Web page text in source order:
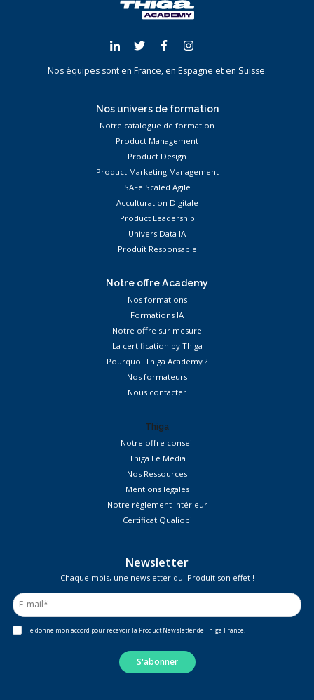
Nos équipes sont en France, en Espagne et en Suisse.
Nos univers de formation
Notre catalogue de formation
Product Management
Product Design
Product Marketing Management
SAFe Scaled Agile
Acculturation Digitale
Product Leadership
Univers Data IA
Produit Responsable
Notre offre Academy
Nos formations
Formations IA
Notre offre sur mesure
La certification by Thiga
Pourquoi Thiga Academy ?
Nos formateurs
Nous contacter
Thiga
Notre offre conseil
Thiga Le Media
Nos Ressources
Mentions légales
Notre règlement intérieur
Certificat Qualiopi
Newsletter
Chaque mois, une newsletter qui Produit son effet !
Je donne mon accord pour recevoir la Product Newsletter de Thiga France.